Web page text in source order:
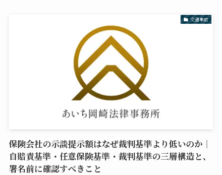
交通事故
保険会社の示談提示額はなぜ裁判基準より低いのか｜
自賠責基準・任意保険基準・裁判基準の三層構造と、
署名前に確認すべきこと